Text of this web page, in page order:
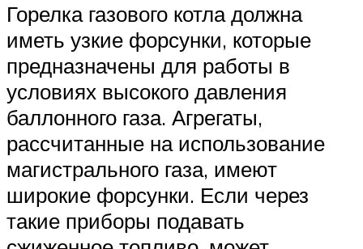
Горелка газового котла должна
иметь узкие форсунки, которые
предназначены для работы в
условиях высокого давления
баллонного газа. Агрегаты,
рассчитанные на использование
магистрального газа, имеют
широкие форсунки. Если через
такие приборы подавать